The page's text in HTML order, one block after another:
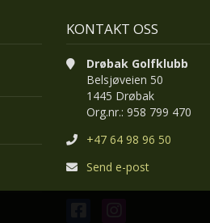
KONTAKT OSS
Drøbak Golfklubb
Belsjøveien 50
1445 Drøbak
Org.nr.: 958 799 470
+47 64 98 96 50
Send e-post